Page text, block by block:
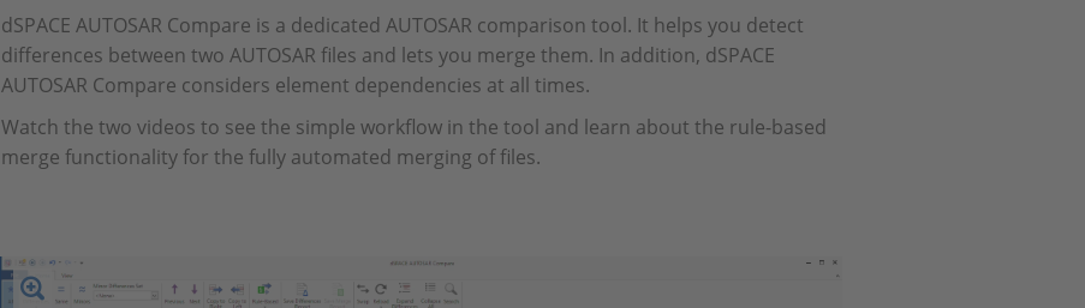
dSPACE AUTOSAR Compare is a dedicated AUTOSAR comparison tool. It helps you detect
differences between two AUTOSAR files and lets you merge them. In addition, dSPACE
AUTOSAR Compare considers element dependencies at all times.
Watch the two videos to see the simple workflow in the tool and learn about the rule-based
merge functionality for the fully automated merging of files.